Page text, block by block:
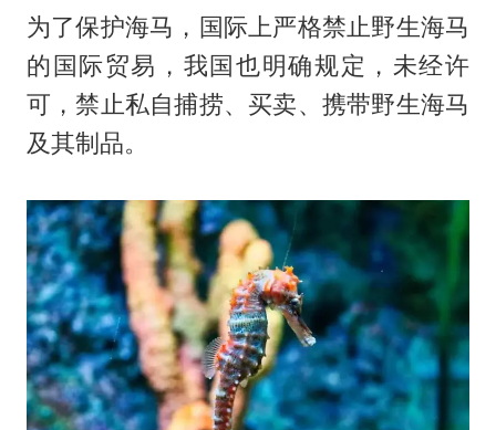
为了保护海马，国际上严格禁止野生海马
的国际贸易，我国也明确规定，未经许
可，禁止私自捕捞、买卖、携带野生海马
及其制品。